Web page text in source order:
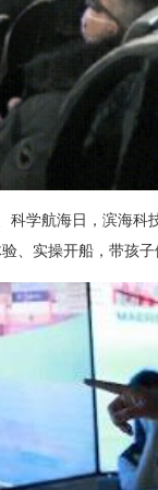
科学航海日，滨海科
、实操开船，带孩子